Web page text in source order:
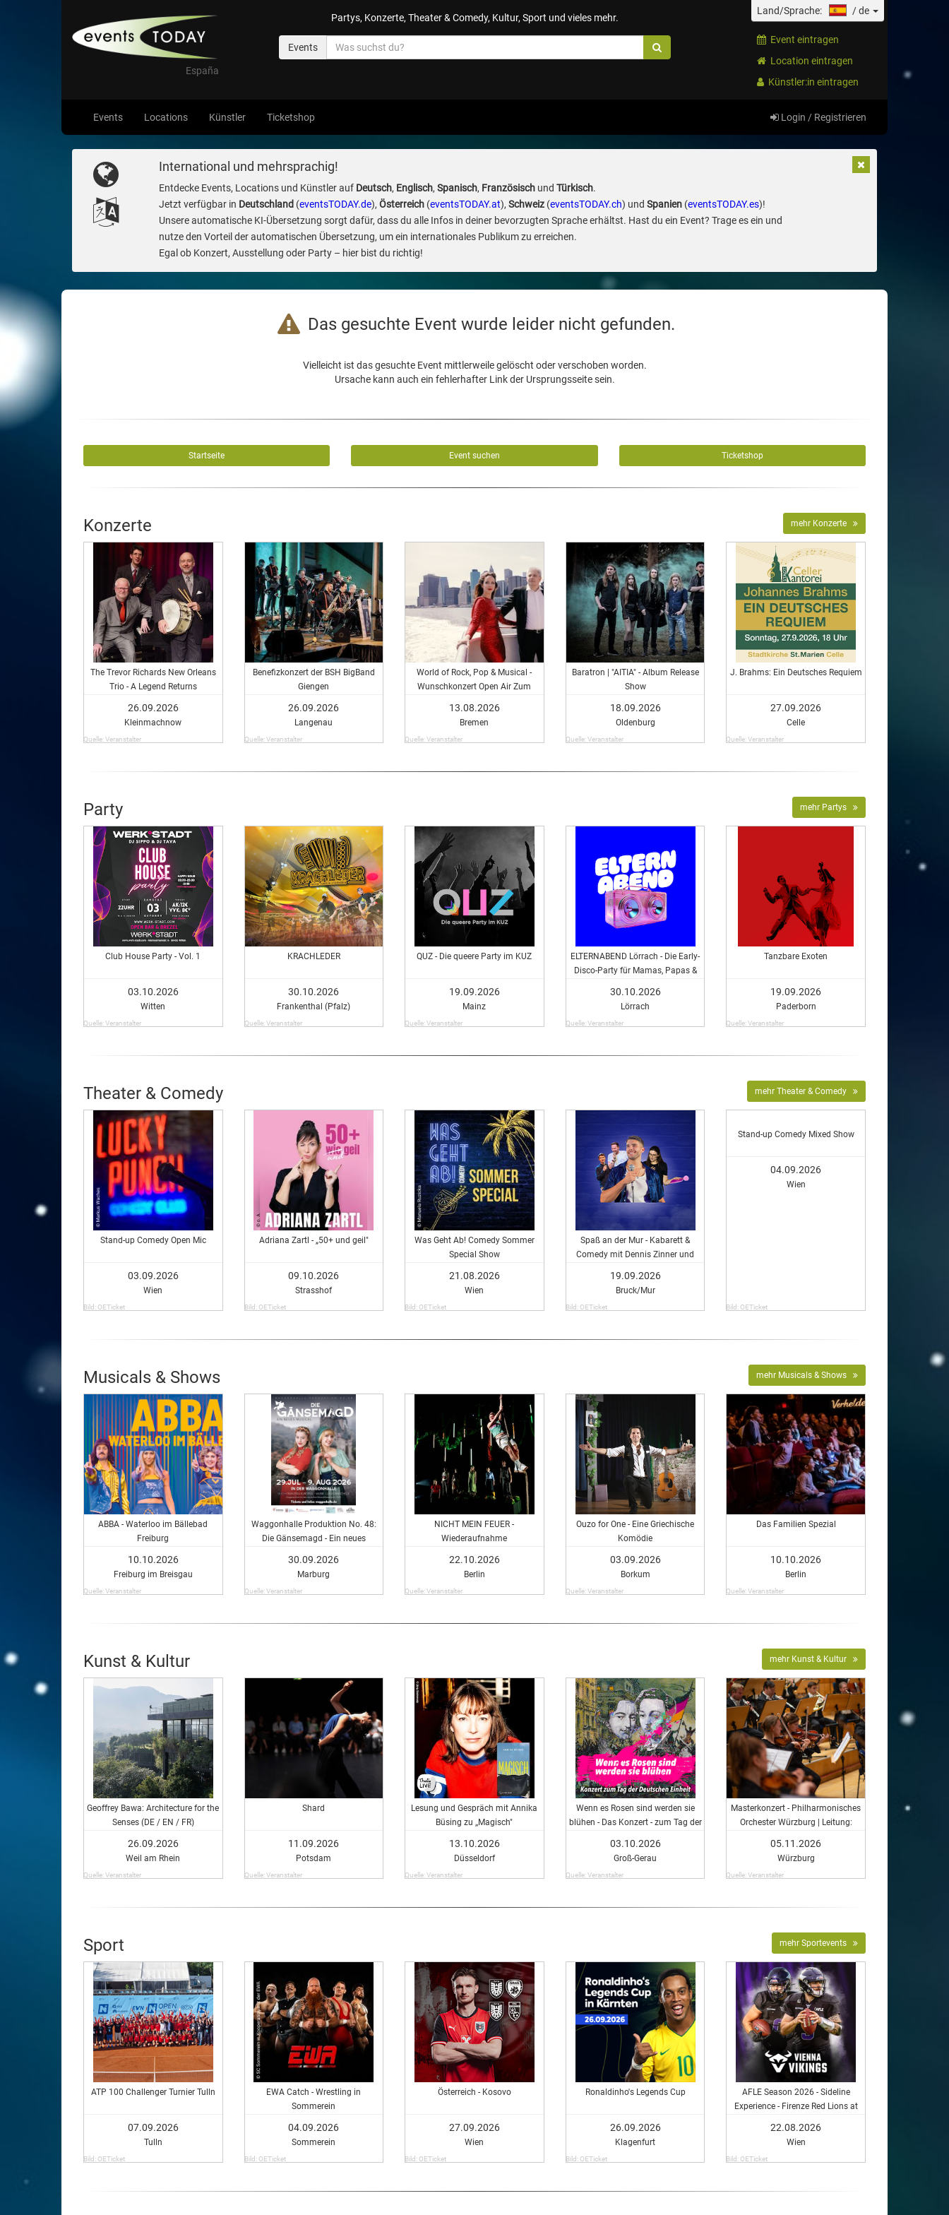
España
Partys, Konzerte, Theater & Comedy, Kultur, Sport und vieles mehr.
Events
Land/Sprache: /de
Event eintragen
Location eintragen
Künstler:in eintragen
Events Locations Künstler Ticketshop Login / Registrieren
International und mehrsprachig!
Entdecke Events, Locations und Künstler auf Deutsch, Englisch, Spanisch, Französischund Türkisch.
Jetzt verfügbar in Deutschland (eventsTODAY.de), Österreich(eventsTODAY.at), Schweiz(eventsTODAY.ch) und Spanien(eventsTODAY.es)!
Unsere automatische KI-Übersetzung sorgt dafür, dass du alle Infos in deiner bevorzugten Sprache erhältst. Hast du ein Event? Trage es ein und
nutze den Vorteil der automatischen Übersetzung, um ein internationales Publikum zu erreichen.
Egal ob Konzert, Ausstellung oder Party – hier bist du richtig!
Das gesuchte Event wurde leider nicht gefunden.
Vielleicht ist das gesuchte Event mittlerweile gelöscht oder verschoben worden.
Ursache kann auch ein fehlerhafter Link der Ursprungsseite sein.
Startseite Event suchen Ticketshop
Konzerte mehr Konzerte
The Trevor Richards New Orleans
Trio - A Legend Returns
26.09.2026
Kleinmachnow
Quelle: Veranstalter
Benefizkonzert der BSH BigBand
Giengen
26.09.2026
Langenau
Quelle: Veranstalter
World of Rock, Pop & Musical -
Wunschkonzert Open Air Zum
Konzert - Musical meets Rock &
Pop
13.08.2026
Bremen
Quelle: Veranstalter
Baratron | "AITIA" - Album Release
Show
18.09.2026
Oldenburg
Quelle: Veranstalter
J. Brahms: Ein Deutsches Requiem
27.09.2026
Celle
Quelle: Veranstalter
Party mehr Partys
Club House Party - Vol. 1
03.10.2026
Witten
Quelle: Veranstalter
KRACHLEDER
30.10.2026
Frankenthal (Pfalz)
Quelle: Veranstalter
QUZ - Die queere Party im KUZ
19.09.2026
Mainz
Quelle: Veranstalter
ELTERNABEND Lörrach - Die Early-
Disco-Party für Mamas, Papas &
30.10.2026
Lörrach
Quelle: Veranstalter
Tanzbare Exoten
19.09.2026
Paderborn
Quelle: Veranstalter
Theater & Comedy mehr Theater & Comedy
Stand-up Comedy Open Mic
03.09.2026
Wien
Bild: OETicket
Adriana Zartl - „50+ und geil"
09.10.2026
Strasshof
Bild: OETicket
Was Geht Ab! Comedy Sommer
Special Show
21.08.2026
Wien
Bild: OETicket
Spaß an der Mur - Kabarett &
Comedy mit Dennis Zinner und
19.09.2026
Bruck/Mur
Bild: OETicket
Stand-up Comedy Mixed Show
04.09.2026
Wien
Bild: OETicket
Musicals & Shows mehr Musicals & Shows
ABBA - Waterloo im Bällebad
Freiburg
10.10.2026
Freiburg im Breisgau
Quelle: Veranstalter
Waggonhalle Produktion No. 48:
Die Gänsemagd - Ein neues
30.09.2026
Marburg
Quelle: Veranstalter
NICHT MEIN FEUER -
Wiederaufnahme
22.10.2026
Berlin
Quelle: Veranstalter
Ouzo for One - Eine Griechische
Komödie
03.09.2026
Borkum
Quelle: Veranstalter
Das Familien Spezial
10.10.2026
Berlin
Quelle: Veranstalter
Kunst & Kultur mehr Kunst & Kultur
Geoffrey Bawa: Architecture for the
Senses (DE / EN / FR)
26.09.2026
Weil am Rhein
Quelle: Veranstalter
Shard
11.09.2026
Potsdam
Quelle: Veranstalter
Lesung und Gespräch mit Annika
Büsing zu ,,Magisch"
13.10.2026
Düsseldorf
Quelle: Veranstalter
Wenn es Rosen sind werden sie
blühen - Das Konzert - zum Tag der
03.10.2026
Groß-Gerau
Quelle: Veranstalter
Masterkonzert - Philharmonisches
Orchester Würzburg | Leitung:
05.11.2026
Würzburg
Quelle: Veranstalter
Sport mehr Sportevents
ATP 100 Challenger Turnier Tulln
07.09.2026
Tulln
Bild: OETicket
EWA Catch - Wrestling in
Sommerein
04.09.2026
Sommerein
Bild: OETicket
Österreich - Kosovo
27.09.2026
Wien
Bild: OETicket
Ronaldinho's Legends Cup
26.09.2026
Klagenfurt
Bild: OETicket
AFLE Season 2026 - Sideline
Experience - Firenze Red Lions at
22.08.2026
Wien
Bild: OETicket